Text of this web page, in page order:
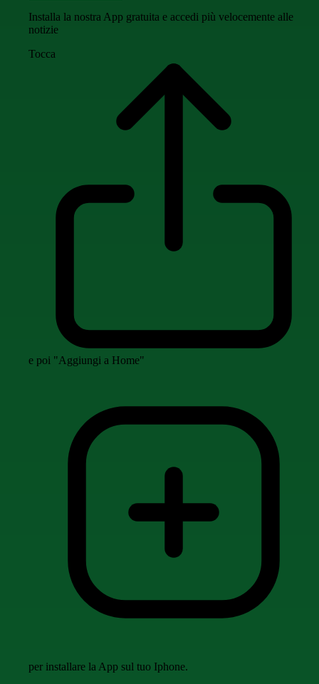
Installa la nostra App gratuita e accedi più velocemente alle
notizie
Tocca
e poi "Aggiungi a Home"
per installare la App sul tuo Iphone.